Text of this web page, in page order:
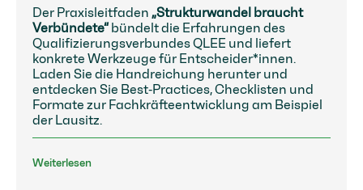
Der Praxisleitfaden „Strukturwandel braucht
Verbündete“ bündelt die Erfahrungen des
Qualifizierungsverbundes QLEE und liefert
konkrete Werkzeuge für Entscheider*innen.
Laden Sie die Handreichung herunter und
entdecken Sie Best‑Practices, Checklisten und
Formate zur Fachkräfteentwicklung am Beispiel
der Lausitz.
Weiterlesen